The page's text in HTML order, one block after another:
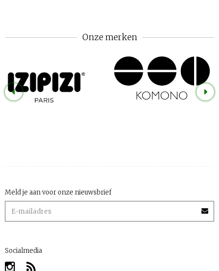
Onze merken
Meld je aan voor onze nieuwsbrief
Socialmedia